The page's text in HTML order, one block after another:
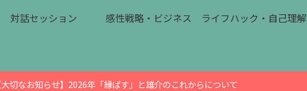
対話セッション 感性戦略・ビジネス ライフハック・自己理解
大切なお知らせ】2026年「縁ぱす」と雄介のこれからについて